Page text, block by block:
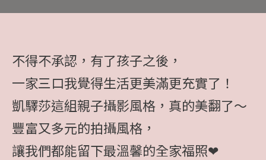
不得不承認，有了孩子之後，
一家三口我覺得生活更美滿更充實了！
凱驛莎這組親子攝影風格，真的美翻了～
豐富又多元的拍攝風格，
讓我們都能留下最溫馨的全家福照❤